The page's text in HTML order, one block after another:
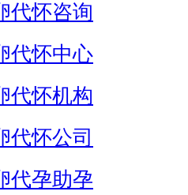
代怀咨询
代怀中心
代怀机构
代怀公司
代孕助孕